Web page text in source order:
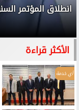
الأكثر قراءة
أي خدمة